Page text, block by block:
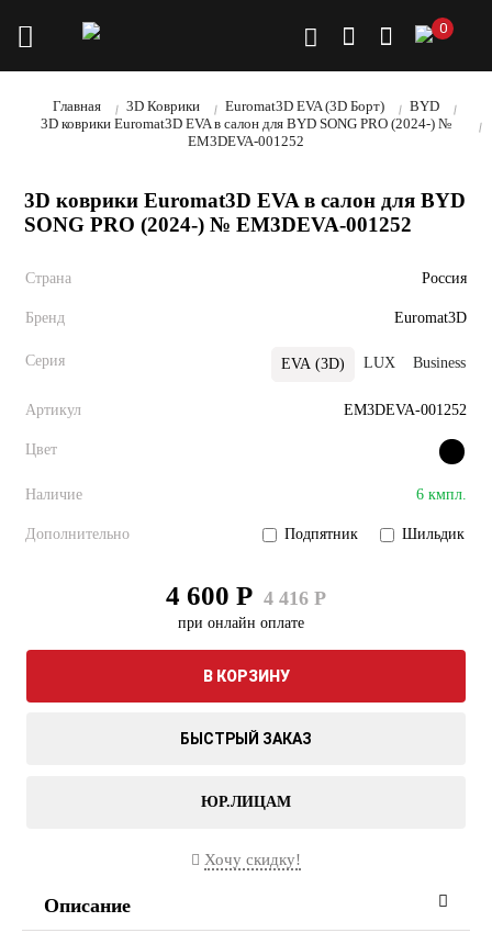
0
Главная 3D Коврики Euromat3D EVA (3D Борт)
BYD
3D коврики Euromat3D EVA в салон для BYD SONG PRO (2024-) №
EM3DEVA-001252
3D коврики Euromat3D EVA в салон для BYD
SONG PRO (2024-) № EM3DEVA-001252
Страна Россия
Бренд Euromat3D
Серия EVA (3D) LUX Business
Артикул EM3DEVA-001252
Цвет
Наличие 6 кмпл.
Дополнительно Подпятник Шильдик
4 600 Р 4 416 Р
при онлайн оплате
В КОРЗИНУ
БЫСТРЫЙ ЗАКАЗ
ЮР.ЛИЦАМ
Хочу скидку!
Описание